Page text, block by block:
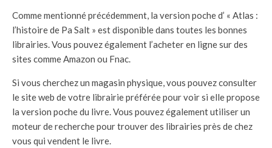
Comme mentionné précédemment, la version poche d’ « Atlas :
l’histoire de Pa Salt » est disponible dans toutes les bonnes
librairies. Vous pouvez également l’acheter en ligne sur des
sites comme Amazon ou Fnac.
Si vous cherchez un magasin physique, vous pouvez consulter
le site web de votre librairie préférée pour voir si elle propose
la version poche du livre. Vous pouvez également utiliser un
moteur de recherche pour trouver des librairies près de chez
vous qui vendent le livre.